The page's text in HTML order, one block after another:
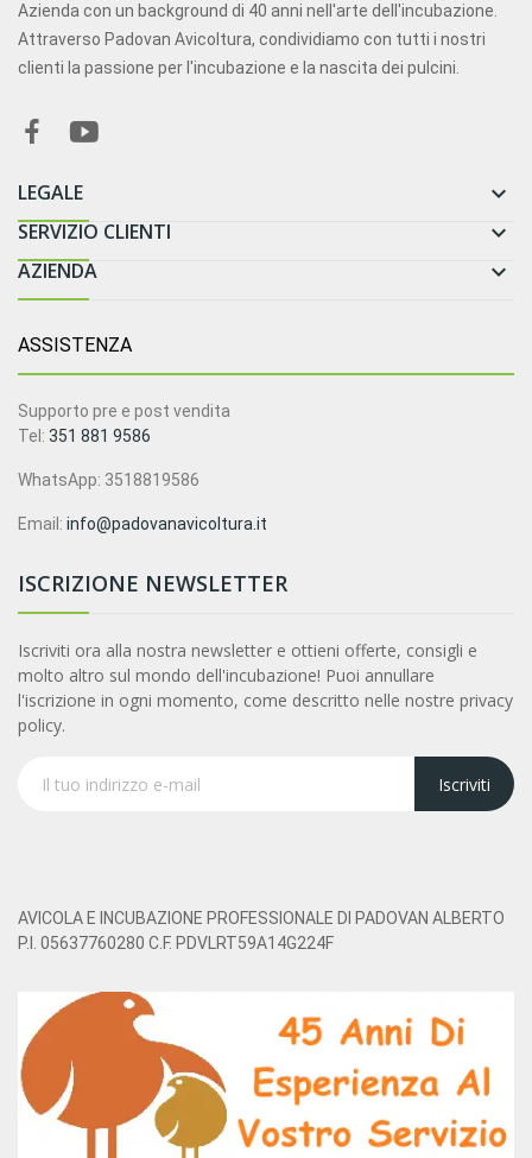
Azienda con un background di 40 anni nell'arte dell'incubazione.
Attraverso Padovan Avicoltura, condividiamo con tutti i nostri
clienti la passione per l'incubazione e la nascita dei pulcini.
LEGALE 
SERVIZIO CLIENTI 
AZIENDA 
ASSISTENZA
Supporto pre e post vendita
Tel: 351 881 9586
WhatsApp: 3518819586
Email: info@padovanavicoltura.it
ISCRIZIONE NEWSLETTER
Iscriviti ora alla nostra newsletter e ottieni offerte, consigli e
molto altro sul mondo dell'incubazione! Puoi annullare
l'iscrizione in ogni momento, come descritto nelle nostre privacy
policy.
Iscriviti
AVICOLA E INCUBAZIONE PROFESSIONALE DI PADOVAN ALBERTO
P.I. 05637760280 C.F. PDVLRT59A14G224F